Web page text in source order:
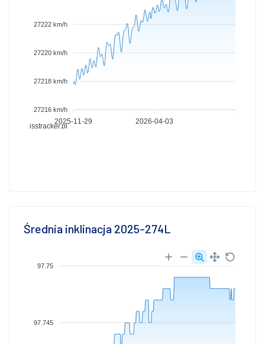
isstracker.pl
27222 km/h
27220 km/h
27218 km/h
27216 km/h
2025-11-29 2026-04-03
Średnia inklinacja 2025-274L
97.75
97.745